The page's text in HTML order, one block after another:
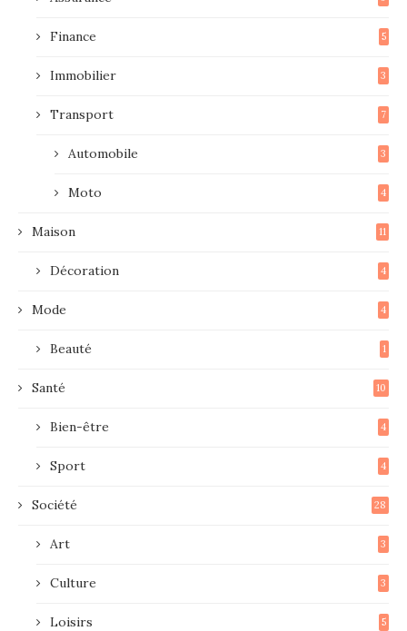
Finance 5
Immobilier 3
Transport 7
Automobile 3
Moto 4
Maison 11
Décoration 4
Mode 4
Beauté 1
Santé 10
Bien-être 4
Sport 4
Société 28
Art 3
Culture 3
Loisirs 5